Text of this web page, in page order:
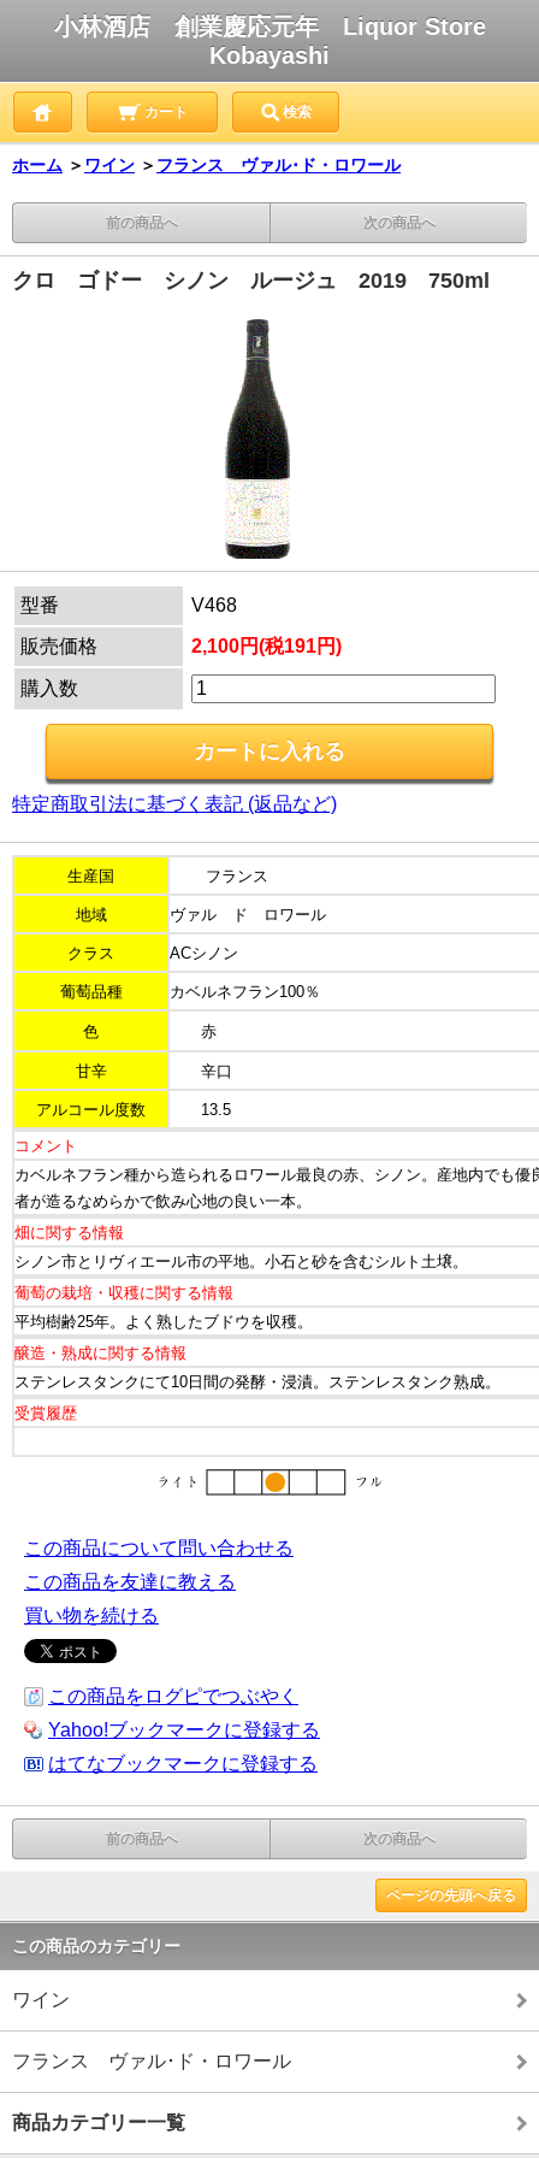
小林酒店 創業慶応元年 Liquor Store
Kobayashi
カート 検索
ホーム ＞ ワイン ＞ フランス ヴァル･ド・ロワール
前の商品へ 次の商品へ
クロ ゴドー シノン ルージュ 2019 750ml
型番
V468
販売価格
2,100円(税191円)
購入数
特定商取引法に基づく表記 (返品など)
生産国 フランス
地域 ヴァル ド ロワール
クラス ACシノン
葡萄品種 カベルネフラン100％
色 赤
甘辛 辛口
アルコール度数
13.5
コメント
カベルネフラン種から造られるロワール最良の赤、シノン。産地内でも優
者が造るなめらかで飲み心地の良い一本。
畑に関する情報
シノン市とリヴィエール市の平地。小石と砂を含むシルト土壌。
葡萄の栽培・収穫に関する情報
平均樹齢25年。よく熟したブドウを収穫。
醸造・熟成に関する情報
ステンレスタンクにて10日間の発酵・浸漬。ステンレスタンク熟成。
受賞履歴
この商品について問い合わせる
この商品を友達に教える
買い物を続ける
この商品をログピでつぶやく
Yahoo!ブックマークに登録する
はてなブックマークに登録する
前の商品へ 次の商品へ
ページの先頭へ戻る
この商品のカテゴリー
ワイン
フランス ヴァル･ド・ロワール
商品カテゴリー一覧